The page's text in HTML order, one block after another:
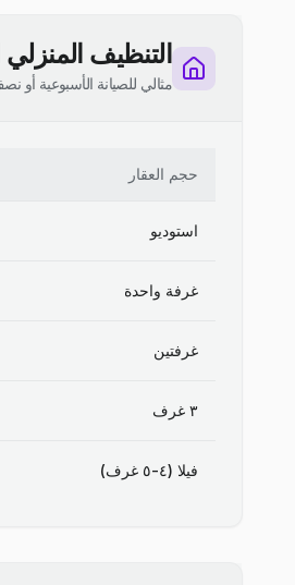
التنظيف المنزلي
مثالي للصيانة الأسبوعية أو
حجم العقار
استوديو
غرفة واحدة
غرفتين
٣ غرف
فيلا (٤-٥ غرف)